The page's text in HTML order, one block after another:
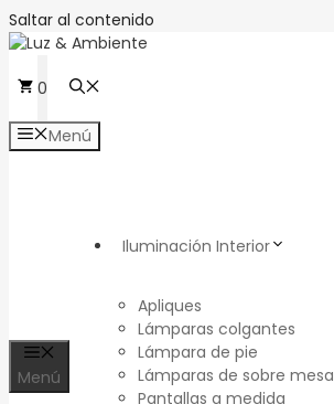
Saltar al contenido
0
Menú
Menú
Iluminación Interior
Apliques
Lámparas colgantes
Lámpara de pie
Lámparas de sobre mesa
Pantallas a medida